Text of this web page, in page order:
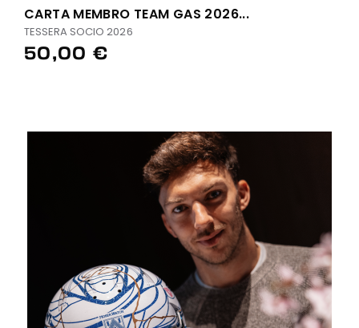
CARTA MEMBRO TEAM GAS 2026...
TESSERA SOCIO 2026
50,00 €